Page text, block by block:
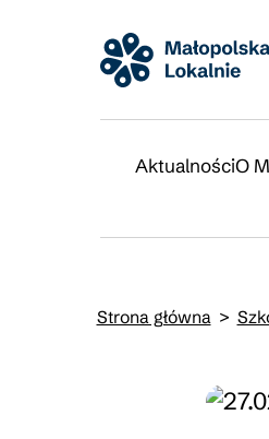
AktualnościO
Strona główna >